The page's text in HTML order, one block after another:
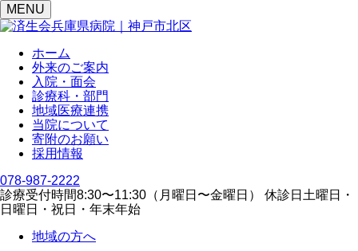
MENU
ホーム
外来のご案内
入院・面会
診療科・部門
地域医療連携
当院について
寄附のお願い
採用情報
078-987-2222
診療受付時間8:30〜11:30（⽉曜⽇〜⾦曜⽇） 休診日 ⼟曜⽇・
⽇曜⽇・祝⽇・年末年始
地域の方へ